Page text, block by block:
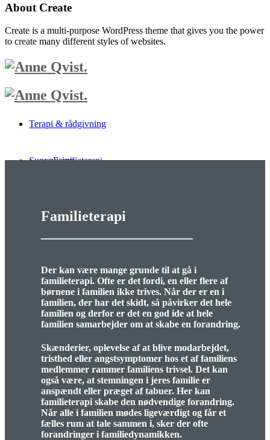
About Create
Create is a multi-purpose WordPress theme that gives you the power
to create many different styles of websites.
Terapi & rådgivning
Familieterapi
Forældrerådgivning
Supervision
Kontakt
Familieterapi
Der kan være mange grunde til at gå i
familieterapi. Ofte er det fordi, en eller flere af
børnene i familien ikke trives. Når der er en i
familien, der har det skidt, så påvirker det hele
familien og derfor er det en god ide at hele
familien samarbejder om at skabe en forandring.
Skænderier, oplevelse af at blive modarbejdet,
tristhed eller angstsymptomer hos et af familiens
medlemmer rammer familiens trivsel. Det kan
også være, at stemningen i jeres familie er
anspændt eller præget af tabuer. Her kan
familieterapi skabe den nødvendige forandring.
Når alle i familien mødes ligeværdigt og får et
fælles rum at tale sammen i, sker der ofte
forandringer i familiedynamikken.